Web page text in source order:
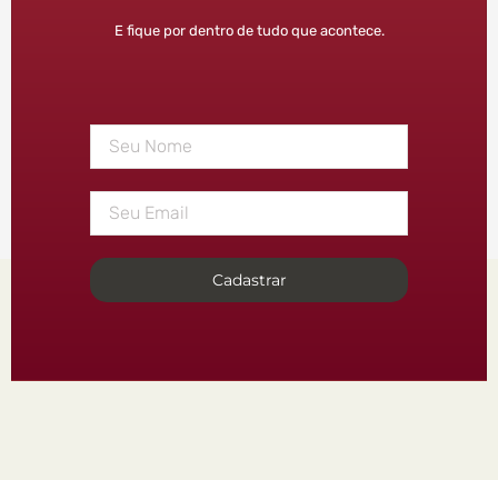
E fique por dentro de tudo que acontece.
Cadastrar